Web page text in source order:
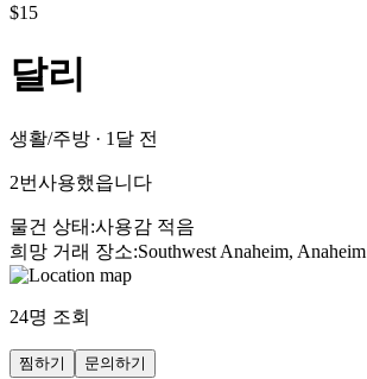
$15
달리
생활/주방 · 1달 전
2번사용했읍니다
물건 상태 :사용감 적음
희망 거래 장소:Southwest Anaheim, Anaheim
24명 조회
찜하기 문의하기